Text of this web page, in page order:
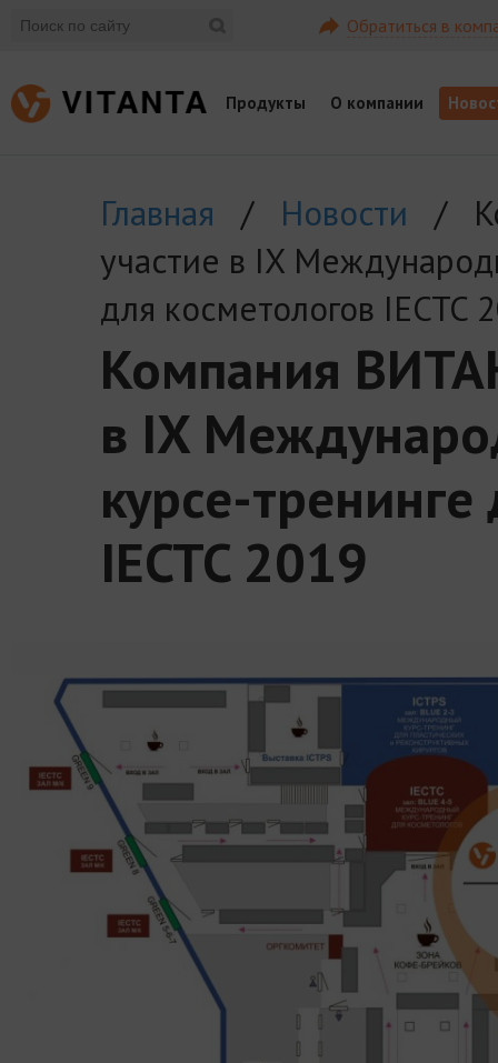
Обратиться в
Продукты О компании
Главная / Новости /
участие в IX
для косметологов IECTC
Компания
в IX
курсе-
IECTC 2019